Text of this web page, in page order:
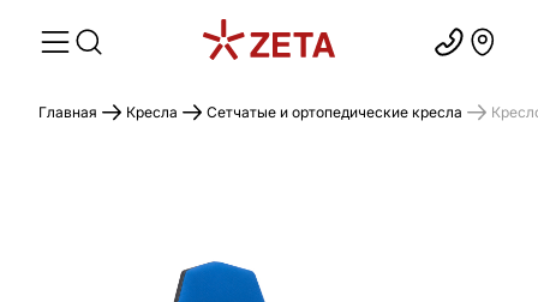
Главная Кресла Сетчатые и ортопедические кресла